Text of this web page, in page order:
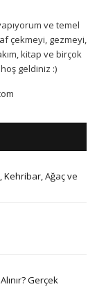
ve temel
çekmeyi, gezmeyi,
kitap ve birçok
geldiniz :)
Ağaç ve
Gerçek